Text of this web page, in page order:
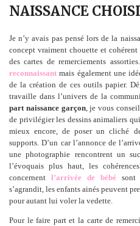
NAISSANCE
Je n’y avais pas pensé lors de la
concept vraiment chouette et
des cartes de remerciements assorties.
reconnaissant mais également une
de la création de ces outils papier.
travaille dans l’univers de la
part naissance garçon, je vous
de privilégier les dessins animaliers
mieux encore, de poser un cliché
supports. D’un car l’annonce de
une photographie rencontrent un
l’évoquais plus haut, les
concernent l’arrivée de bébésont
s’agrandit, les enfants ainés peuvent
pour autant lui voler la vedette.
Pour le faire part et la carte de